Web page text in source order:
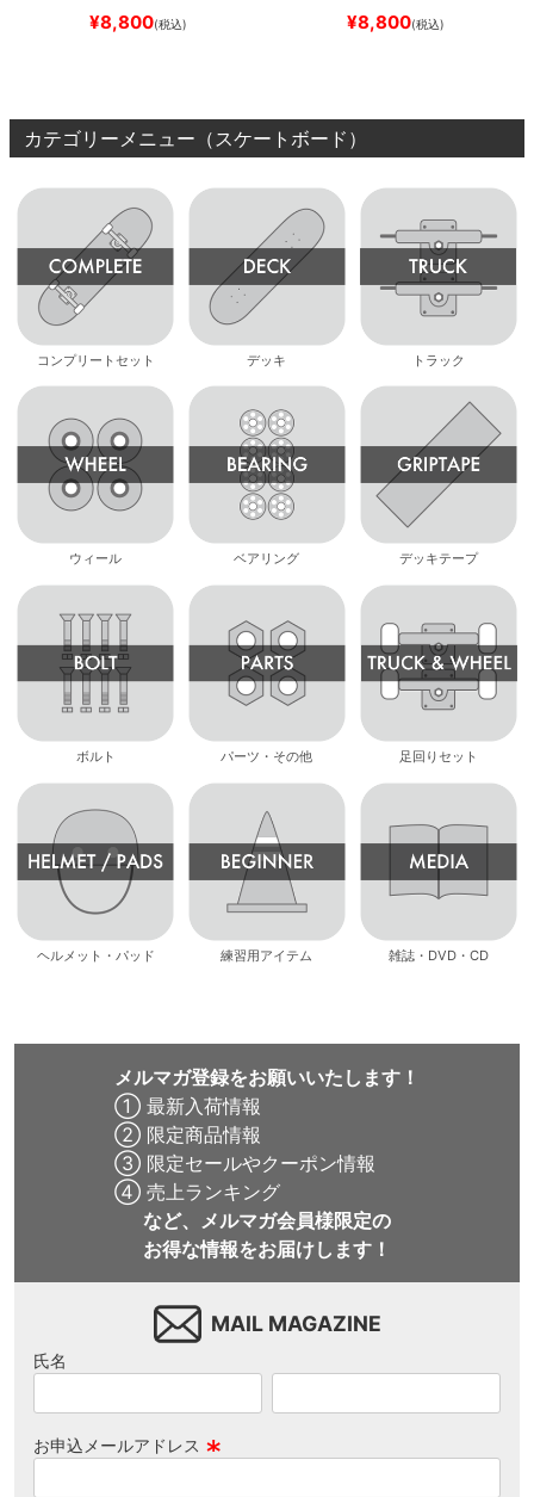
SLIM FIT 30 LENGTH
スケートボード スケボ
¥8,800(税込)
SLIM FIT 30 LENGTH
スケートボード スケボー
¥8,800(税込)
カテゴリーメニュー（スケートボード）
コンプリートセット デッキ トラック
ウィール ベアリング デッキテープ
ボルト パーツ・その他 足回りセット
ヘルメット・パッド 練習用アイテム 雑誌・DVD・CD
メルマガ登録をお願いいたします！
① 最新入荷情報
② 限定商品情報
③ 限定セールやクーポン情報
④ 売上ランキング
など、メルマガ会員様限定の
お得な情報をお届けします！
MAIL MAGAZINE
氏名
お申込メールアドレス